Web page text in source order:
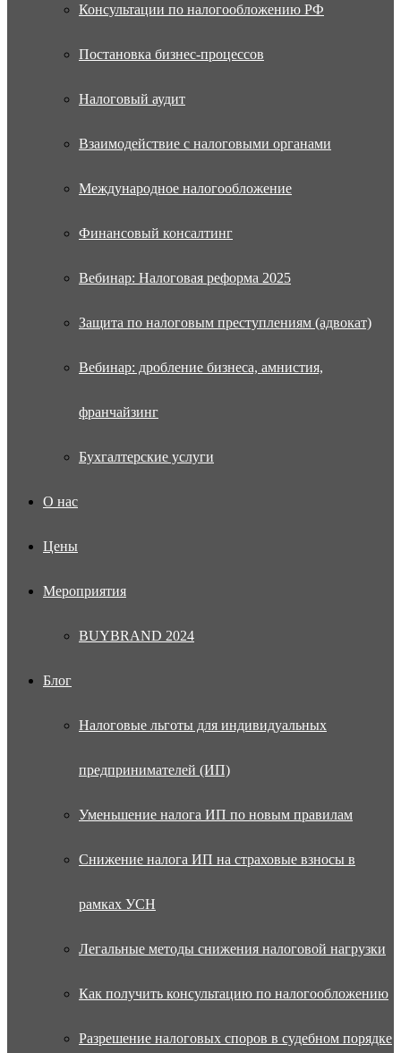
Консультации по налогообложению РФ
Постановка бизнес-процессов
Налоговый аудит
Взаимодействие с налоговыми органами
Международное налогообложение
Финансовый консалтинг
Вебинар: Налоговая реформа 2025
Защита по налоговым преступлениям (адвокат)
Вебинар: дробление бизнеса, амнистия,
франчайзинг
Бухгалтерские услуги
О нас
Цены
Мероприятия
BUYBRAND 2024
Блог
Налоговые льготы для индивидуальных
предпринимателей (ИП)
Уменьшение налога ИП по новым правилам
Снижение налога ИП на страховые взносы в
рамках УСН
Легальные методы снижения налоговой нагрузки
Как получить консультацию по налогообложению
Разрешение налоговых споров в судебном порядке